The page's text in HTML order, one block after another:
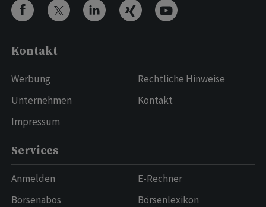
Kontakt
Werbung
Unternehmen
Impressum
Rechtliche Hinweise
Kontakt
Services
Anmelden
Börsenabos
E-Rechner
Börsenlexikon